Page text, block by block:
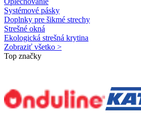
Systémové pásky
Doplnky pre šikmé strechy
Strešné okná
Ekologická strešná krytina
Zobraziť všetko >
Top značky